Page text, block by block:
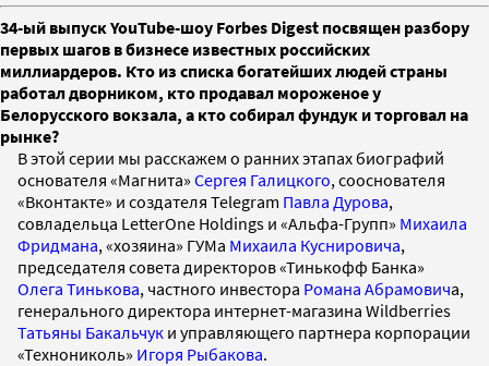
34-ый выпуск YouTube-шоу Forbes Digest посвящен разбору
первых шагов в бизнесе известных российских
миллиардеров. Кто из списка богатейших людей страны
работал дворником, кто продавал мороженое у
Белорусского вокзала, а кто собирал фундук и торговал на
рынке?
В этой серии мы расскажем о ранних этапах биографий
основателя «Магнита» Сергея Галицкого, сооснователя
«Вконтакте» и создателя Telegram Павла Дурова,
cовладельца LetterOne Holdings и «Альфа-Групп» Михаила
Фридмана, «хозяина» ГУМа Михаила Куснировича,
председателя совета директоров «Тинькофф Банка»
Олега Тинькова, частного инвестора Романа Абрамовича,
генерального директора интернет-магазина Wildberries
Татьяны Бакальчук и управляющего партнера корпорации
«Технониколь» Игоря Рыбакова.